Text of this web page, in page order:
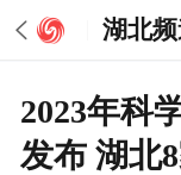
湖北
2023年科
发布 湖北